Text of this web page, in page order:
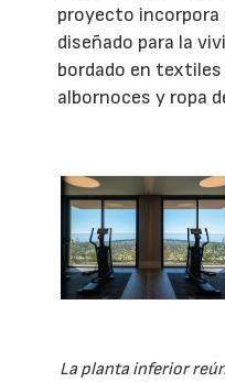
proyecto
diseñado para la
bordado en
albornoces y ropa
La planta inferior